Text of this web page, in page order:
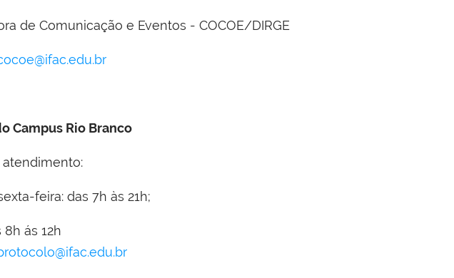
de Comunicação e Eventos - COCOE/DIRGE
Campus Rio Branco
atendimento:
feira: das 7h às 21h;
8h ás 12h